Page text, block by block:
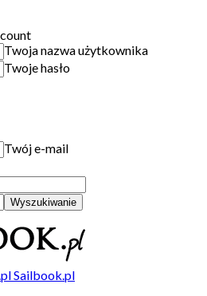
Twoja nazwa użytkownika
Twoje hasło
Twój e-mail
Sailbook.pl